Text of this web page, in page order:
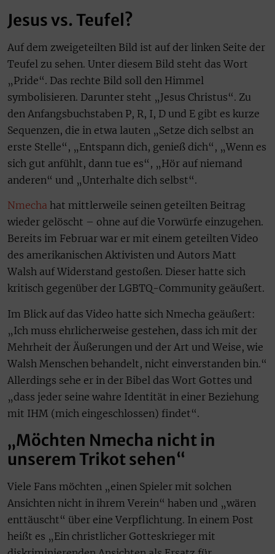
Jesus vs. Teufel?
Auf dem zweigeteilten Bild ist auf der linken Seite der
Teufel zu sehen. Unter diesem Bild steht das Wort
„Pride“. Das rechte Bild soll den Himmel
symbolisieren. Darunter steht „Jesus Christus“. Zu
den Anfangsbuchstaben P, R, I, D und E gibt es kurze
Sequenzen, die in etwa lauten „Setze dich selbst an
erste Stelle“, „Entspann dich, genieß dich“, „Wenn es
sich gut anfühlt, dann tue es“, „Hör auf niemand
anderen“ und „Unterhalte dich selbst“.
Nmecha hat mittlerweile seinen geteilten Beitrag
wieder gelöscht – ohne auf die Vorwürfe einzugehen.
Bereits im Februar war er mit einem geteilten Video
des amerikanischen Aktivisten und Autors Matt
Walsh auf Widerstand gestoßen. Dieser hatte sich
kritisch gegenüber der LGBTQ-Community geäußert.
Im Blick auf das Video hatte sich Nmecha geäußert:
„Ich muss ehrlicherweise gestehen, dass ich mit der
Mehrheit der Äußerungen und der Art und Weise, wie
Walsh Menschen behandelt, nicht einverstanden bin.“
Allerdings sehe er in der Bibel das Wort Gottes und
„dass jeder seine wahre Identität in einer Beziehung
mit IHM (mich eingeschlossen) findet“.
„Möchten Nmecha nicht in
unserem Trikot sehen“
Viele Fans möchten „einen Spieler mit solchen
Ansichten nicht in ihrem Verein“ haben und „wären
enttäuscht“ über eine Verpflichtung. In einem Post
heißt es „Ein christlicher Gotteskrieger mit